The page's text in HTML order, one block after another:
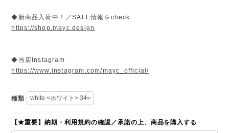
◆新商品入荷中！／SALE情報をcheck
https://shop.mayc.design
◆当店Instagram
https://www.instagram.com/mayc_official/
種類
【★重要】納期・利用規約の確認／承諾の上、商品を購入する